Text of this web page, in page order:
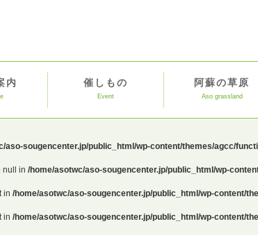
内 催しもの
Event
阿蘇の草原
Aso grassland
aso-sougencenter.jp/public_html/wp-content/themes/agcc/
null in /home/asotwc/aso-sougencenter.jp/public_html/wp-
in /home/asotwc/aso-sougencenter.jp/public_html/wp-content/
in /home/asotwc/aso-sougencenter.jp/public_html/wp-content/